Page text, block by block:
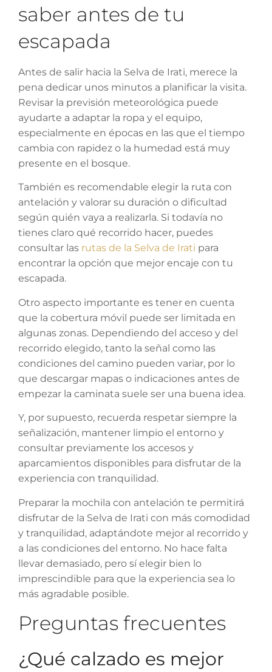
saber antes de tu
escapada
Antes de salir hacia la Selva de Irati, merece la
pena dedicar unos minutos a planificar la visita.
Revisar la previsión meteorológica puede
ayudarte a adaptar la ropa y el equipo,
especialmente en épocas en las que el tiempo
cambia con rapidez o la humedad está muy
presente en el bosque.
También es recomendable elegir la ruta con
antelación y valorar su duración o dificultad
según quién vaya a realizarla. Si todavía no
tienes claro qué recorrido hacer, puedes
consultar las rutas de la Selva de Irati para
encontrar la opción que mejor encaje con tu
escapada.
Otro aspecto importante es tener en cuenta
que la cobertura móvil puede ser limitada en
algunas zonas. Dependiendo del acceso y del
recorrido elegido, tanto la señal como las
condiciones del camino pueden variar, por lo
que descargar mapas o indicaciones antes de
empezar la caminata suele ser una buena idea.
Y, por supuesto, recuerda respetar siempre la
señalización, mantener limpio el entorno y
consultar previamente los accesos y
aparcamientos disponibles para disfrutar de la
experiencia con tranquilidad.
Preparar la mochila con antelación te permitirá
disfrutar de la Selva de Irati con más comodidad
y tranquilidad, adaptándote mejor al recorrido y
a las condiciones del entorno. No hace falta
llevar demasiado, pero sí elegir bien lo
imprescindible para que la experiencia sea lo
más agradable posible.
Preguntas frecuentes
¿Qué calzado es mejor